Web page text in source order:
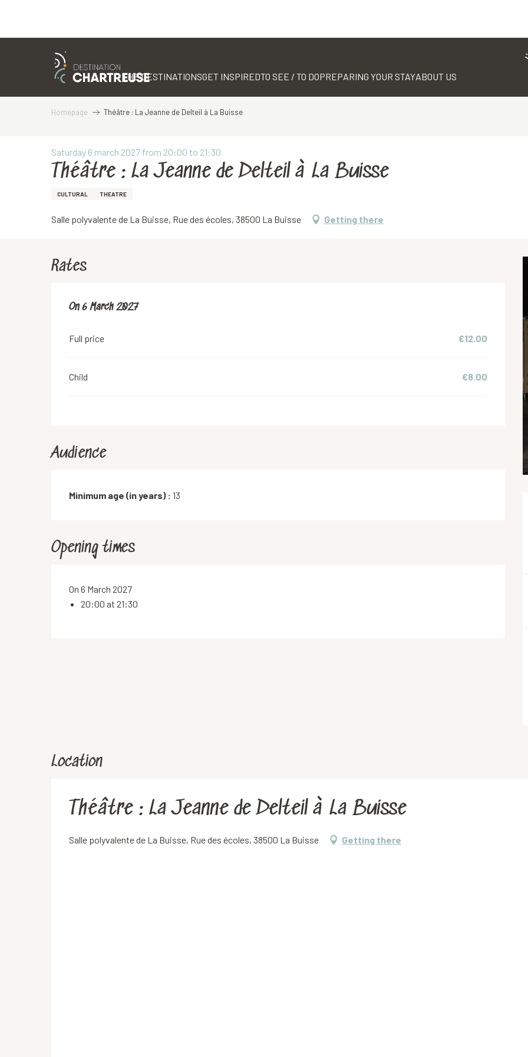
THE DESTINATIONSGET INSPIREDTO SEE / TO DOPREPARING YOUR STAYABOUT US
Homepage Théâtre : La Jeanne de Delteil à La Buisse
Saturday 6 march 2027 from 20:00 to 21:30
Théâtre : La Jeanne de Delteil à La Buisse
CULTURAL THEATRE
Salle polyvalente de La Buisse, Rue des écoles, 38500 La Buisse Getting there
Rates
On6 March 2027
On6 March 2027
Full price €12.00
Child €8.00
Audience
Minimum age (in years) : 13
Opening times
On 6 March 2027
20:00 at 21:30
Location
Théâtre : La Jeanne de Delteil à La Buisse
Salle polyvalente de La Buisse, Rue des écoles, 38500 La Buisse Getting there